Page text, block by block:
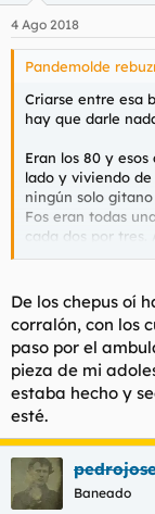
e
s
4 Ago 2018
Pandemolde
Criarse entre esa
hay que darle
Eran los 80 y
lado y viviendo
ningún solo
Fos eran todas
cada dos por
di unas buenas
Luego recordarás
chepus, que iban
me intento robar
que le estoy
venían a
chepa al cabrón.
Joder que de
odisea con mil
solares fábricas
De los chepus oí
corralón, con los
paso por el
pieza de mi
estaba hecho y
esté.
Baneado